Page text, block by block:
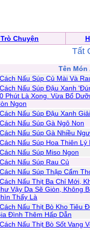
Chuyện
Tất
Tên Món
Cách Nấu Súp Củ Mài Và
Cách Nấu Súp Đậu Xanh
Phút Là Xong. Vừa Bổ
Ngon
Cách Nấu Súp Đậu Xanh
Cách Nấu Súp Gà Ngô Non
Cách Nấu Súp Gà Nhiều
Cách Nấu Súp Hoa Thiên Lý
Cách Nấu Súp Miso Ngon
Cách Nấu Súp Rau Củ
Cách Nấu Súp Thập Cẩm
Cách Nấu Thịt Ba Chỉ Mới,
Vậy Da Sẽ Giòn, Không
Thấy Là
Cách Nấu Thịt Bò Kho Tiêu
Đình Thêm Hấp Dẫn
Cách Nấu Thịt Bò Sốt Vang